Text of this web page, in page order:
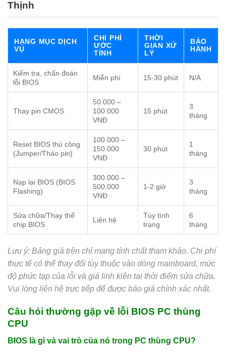
Thịnh
HẠNG MỤC DỊCH
VỤ
CHI PHÍ
ƯỚC
TÍNH
THỜI
GIAN XỬ
LÝ
BẢO
HÀNH
Kiểm tra, chẩn đoán
lỗi BIOS
Miễn phí 15-30 phút N/A
Thay pin CMOS
50.000 –
100.000
VNĐ
15 phút
3
tháng
Reset BIOS thủ công
(Jumper/Tháo pin)
100.000 –
150.000
VNĐ
30 phút
1
tháng
Nạp lại BIOS (BIOS
Flashing)
300.000 –
500.000
VNĐ
1-2 giờ
3
tháng
Sửa chữa/Thay thế
chip BIOS
Liên hệ
Tùy tình
trạng
6
tháng
Lưu ý: Bảng giá trên chỉ mang tính chất tham khảo. Chi phí
thực tế có thể thay đổi tùy thuộc vào dòng mainboard, mức
độ phức tạp của lỗi và giá linh kiện tại thời điểm sửa chữa.
Vui lòng liên hệ trực tiếp để được báo giá chính xác nhất.
Câu hỏi thường gặp về lỗi BIOS PC thùng
CPU
BIOS là gì và vai trò của nó trong PC thùng CPU?